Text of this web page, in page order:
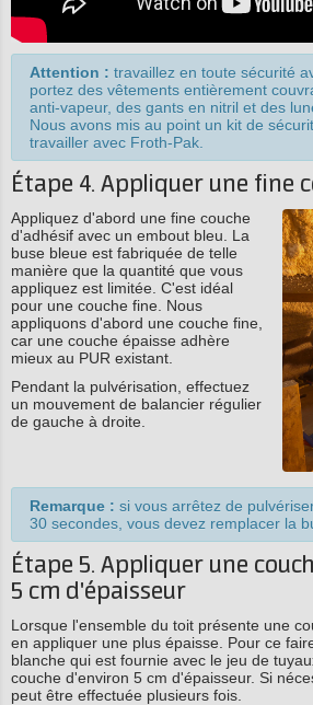
Attention : travaillez en toute sécurité
portez des vêtements entièrement
anti-vapeur, des gants en nitril et des
Nous avons mis au point un kit de
travailler avec Froth-Pak.
Étape 4. Appliquer une fine
Appliquez d'abord une fine couche
d'adhésif avec un embout bleu. La
buse bleue est fabriquée de telle
manière que la quantité que vous
appliquez est limitée. C'est idéal
pour une couche fine. Nous
appliquons d'abord une couche fine,
car une couche épaisse adhère
mieux au PUR existant.
Pendant la pulvérisation, effectuez
un mouvement de balancier régulier
de gauche à droite.
Remarque : si vous arrêtez de
30 secondes, vous devez remplacer la
Étape 5. Appliquer une
5 cm d'épaisseur
Lorsque l'ensemble du toit présente une
en appliquer une plus épaisse. Pour ce
blanche qui est fournie avec le jeu de
couche d'environ 5 cm d'épaisseur. Si
peut être effectuée plusieurs fois.